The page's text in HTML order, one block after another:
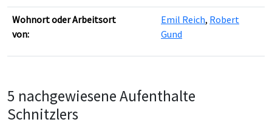
Leaflet OpenStreetMapcontributors ©CARTO
Wohnort oder Arbeitsort
von:
Emil Reich, Robert
Gund
5 nachgewiesene Aufenthalte
Schnitzlers